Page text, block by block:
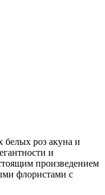
белых роз акуна и
и
произведением
флористами с